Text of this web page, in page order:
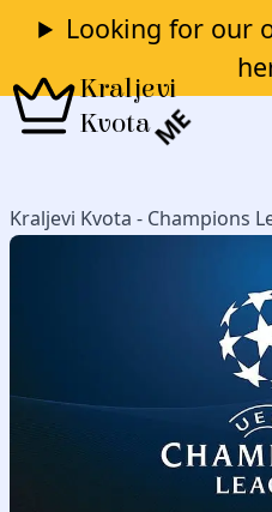
Looking for our
Kraljevi
KvotaME
Kraljevi Kvota - Champions